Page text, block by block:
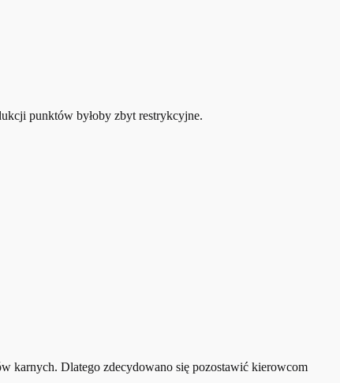
punktów byłoby zbyt restrykcyjne.
karnych. Dlatego zdecydowano się pozostawić kierowcom